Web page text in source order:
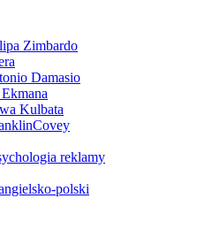
Zimbardo
Damasio
Kulbata
reklamy
polski